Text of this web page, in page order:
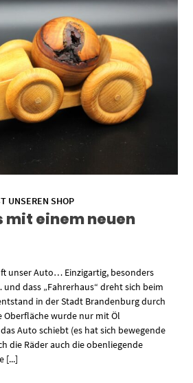
UNSEREN SHOP
mit einem neuen
unser Auto… Einzigartig, besonders
dass „Fahrerhaus“ dreht sich beim
in der Stadt Brandenburg durch
Oberfläche wurde nur mit Öl
Auto schiebt (es hat sich bewegende
die Räder auch die obenliegende
[...]